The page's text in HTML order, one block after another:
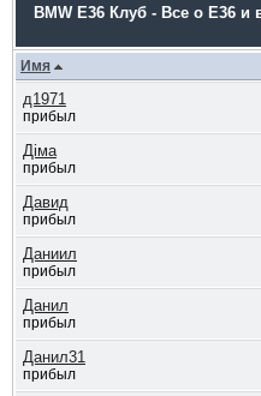
BMW E36 Клуб - Все о Е36 и
Имя
д1971
прибыл
Діма
прибыл
Давид
прибыл
Даниил
прибыл
Данил
прибыл
Данил31
прибыл